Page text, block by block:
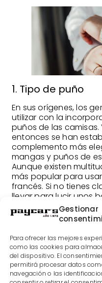
Gestionar
Para ofrecer las mejores
como las cookies para
del dispositivo. El
permitirá procesar datos
navegación o las
1. Tipo de puño
En sus orígenes, los
utilizar con la
puños de las
entonces se han
complemento más
mangas y puños de
Aunque existen
más popular para
francés. Si no tienes
llevar para lucir unos
en optar por una con
2. El diseño de los
Existen infinidad de
diseños que se
los gustos. Por ello es
claro cuál es el estilo